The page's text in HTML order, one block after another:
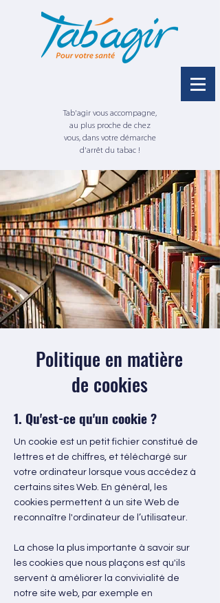
Tab'agir vous accompagne,
au plus proche de chez
vous, dans votre démarche
d'arrêt du tabac !
Politique en matière
de cookies
1. Qu'est-ce qu'un cookie ?
Un cookie est un petit fichier constitué de
lettres et de chiffres, et téléchargé sur
votre ordinateur lorsque vous accédez à
certains sites Web. En général, les
cookies permettent à un site Web de
reconnaître l'ordinateur de l’utilisateur.
La chose la plus importante à savoir sur
les cookies que nous plaçons est qu'ils
servent à améliorer la convivialité de
notre site web, par exemple en